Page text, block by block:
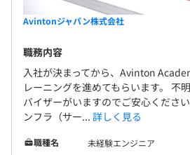
Avintonジャパン株式会社
職務内容
入社が決まってから、Avinton
レーニングを進めてもらいます。 不
バイザーがいますのでご安心くださ
ンフラ（サー... 詳しく見る
職種名
未経験エンジニア